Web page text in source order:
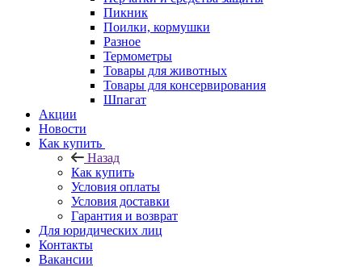
Пикник
Поилки, кормушки
Разное
Термометры
Товары для животных
Товары для консервирования
Шпагат
Акции
Новости
Как купить
Назад
Как купить
Условия оплаты
Условия доставки
Гарантия и возврат
Для юридических лиц
Контакты
Вакансии